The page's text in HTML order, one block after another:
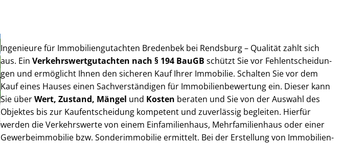
Ingenieure für Im­mo­bi­li­en­gut­ach­ten Bredenbek bei Rendsburg – Qualität zahlt sich
aus. Ein Ver­kehrs­wert­gut­ach­ten nach § 194 BauGB schützt Sie vor Fehl­ent­schei­dun­
gen und ermöglicht Ihnen den sicheren Kauf Ihrer Immobilie. Schalten Sie vor dem
Kauf eines Hauses einen Sach­ver­stän­di­gen für Im­mo­bi­li­en­be­wer­tung ein. Dieser kann
Sie überWert, Zustand, Mängel und Kosten beraten und Sie von der Auswahl des
Objektes bis zur Kauf­ent­schei­dung kompetent und zuverlässig begleiten. Hierfür
werden die Verkehrswerte von einem Einfamilienhaus, Mehr­fa­mi­li­en­haus oder einer
Ge­wer­be­im­mo­bi­lie bzw. Sonderimmobilie ermittelt. Bei der Erstellung von Im­mo­bi­li­en­